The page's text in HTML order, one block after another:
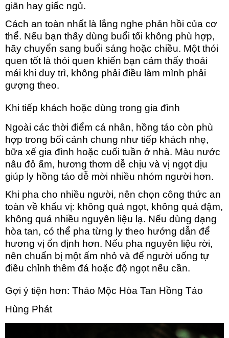
giãn hay giấc ngủ.
Cách an toàn nhất là lắng nghe phản hồi của cơ
thể. Nếu bạn thấy dùng buổi tối không phù hợp,
hãy chuyển sang buổi sáng hoặc chiều. Một thói
quen tốt là thói quen khiến bạn cảm thấy thoải
mái khi duy trì, không phải điều làm mình phải
gượng theo.
Khi tiếp khách hoặc dùng trong gia đình
Ngoài các thời điểm cá nhân, hồng táo còn phù
hợp trong bối cảnh chung như tiếp khách nhẹ,
bữa xế gia đình hoặc cuối tuần ở nhà. Màu nước
nâu đỏ ấm, hương thơm dễ chịu và vị ngọt dịu
giúp ly hồng táo dễ mời nhiều nhóm người hơn.
Khi pha cho nhiều người, nên chọn công thức an
toàn về khẩu vị: không quá ngọt, không quá đậm,
không quá nhiều nguyên liệu lạ. Nếu dùng dạng
hòa tan, có thể pha từng ly theo hướng dẫn để
hương vị ổn định hơn. Nếu pha nguyên liệu rời,
nên chuẩn bị một ấm nhỏ và để người uống tự
điều chỉnh thêm đá hoặc độ ngọt nếu cần.
Gợi ý tiện hơn: Thảo Mộc Hòa Tan Hồng Táo
Hùng Phát